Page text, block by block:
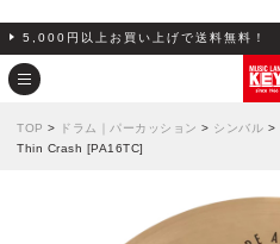
5,000円以上お買い上げで送料無料！
TOP > ドラム｜パーカッション > シンバル >
Thin Crash [PA16TC]